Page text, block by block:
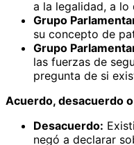
a la legalidad, a lo
Grupo
su concepto de
Grupo
las fuerzas de
pregunta de si
Acuerdo, desacuerdo
Desacuerdo:
negó a declarar